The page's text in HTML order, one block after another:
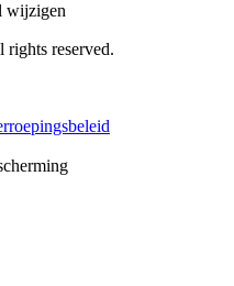
wijzigen
rights reserved.